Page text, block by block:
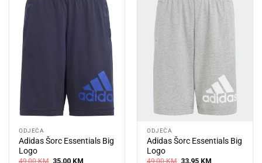
ODJEĆA
Adidas Šorc Essentials Big
Logo
49,00KM Original
35,00 KMCurrent
ODJEĆA
Adidas Šorc Essentials Big
Logo
49,00KM Original
33,95 KMCurrent